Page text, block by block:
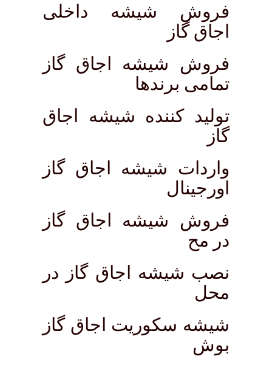
فروش شیشه داخلی
اجاق گاز
فروش شیشه اجاق گاز
تمامی برندها
تولید کننده شیشه اجاق
گاز
واردات شیشه اجاق گاز
اورجینال
فروش شیشه اجاق گاز
در مح
نصب شیشه اجاق گاز در
محل
شیشه سکوریت اجاق گاز
بوش